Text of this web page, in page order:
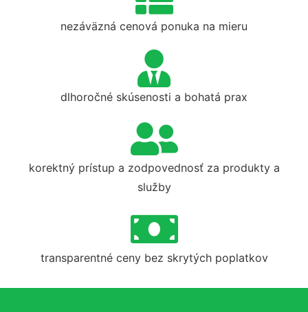
nezáväzná cenová ponuka na mieru
dlhoročné skúsenosti a bohatá prax
korektný prístup a zodpovednosť za produkty a
služby
transparentné ceny bez skrytých poplatkov